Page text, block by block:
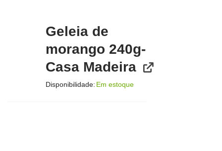
Geleia de
morango 240g-
Casa Madeira
Disponibilidade: Em estoque